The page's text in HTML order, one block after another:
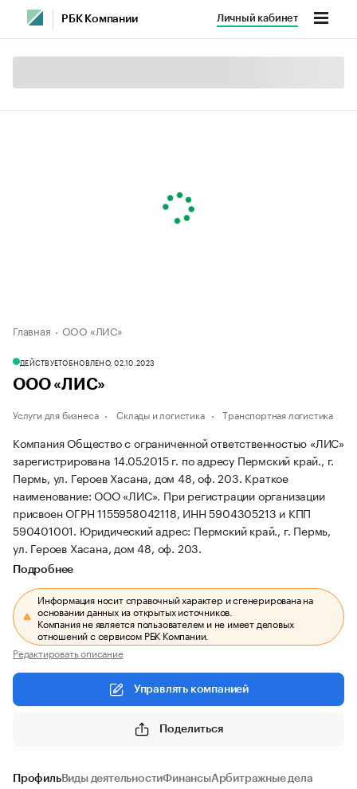
РБК Компании Личный кабинет
Главная ООО «ЛИС»
ДЕЙСТВУЕТОБНОВЛЕНО, 02.10.2023
ООО «ЛИС»
Услуги для бизнеса Склады и логистика Транспортная логистика
Компания Общество с ограниченной ответственностью «ЛИС»
зарегистрирована 14.05.2015 г. по адресу Пермский край., г.
Пермь, ул. Героев Хасана, дом 48, оф. 203. Краткое
наименование: ООО «ЛИС». При регистрации организации
присвоен ОГРН 1155958042118, ИНН 5904305213 и КПП
590401001. Юридический адрес: Пермский край., г. Пермь,
ул. Героев Хасана, дом 48, оф. 203.
Подробнее
Информация носит справочный характер и сгенерирована на
основании данных из открытых источников.
Компания не является пользователем и не имеет деловых
отношений с сервисом РБК Компании.
Редактировать описание
Управлять компанией
Поделиться
ПрофильВиды деятельностиФинансыАрбитражные дела